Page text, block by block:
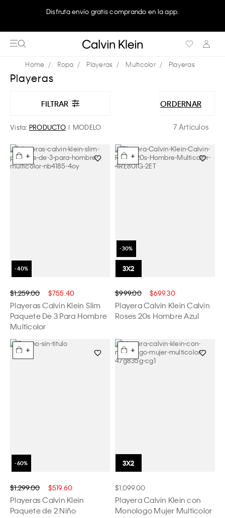
Disfruta envío gratis comprando en la app.
Ropa Playeras Multicolor Playeras
Playeras
FILTRAR ORDERNAR
Vista: PRODUCTO MODELO 7 Artículos
+
$1,259.00 $755.40
Playeras Calvin Klein Slim
Paquete De 3 Para Hombre
Multicolor
+
$999.00 $699.30
Playera Calvin Klein Calvin
Roses 20s Hombre Azul
+
$1,299.00 $519.60
Playeras Calvin Klein
Paquete de 2 Niño
+
$1,099.00
Playera Calvin Klein con
Monologo Mujer Multicolor